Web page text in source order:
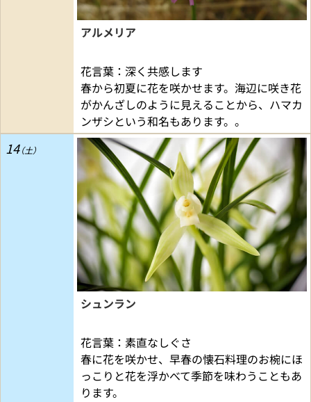
アルメリア
花言葉：深く共感します
春から初夏に花を咲かせます。海辺に咲き花
がかんざしのように見えることから、ハマカ
ンザシという和名もあります。。
14
シュンラン
花言葉：素直なしぐさ
春に花を咲かせ、早春の懐石料理のお椀にほ
っこりと花を浮かべて季節を味わうこともあ
ります。